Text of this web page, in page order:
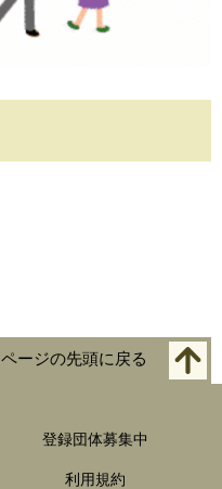
ページの先頭に戻る
登録団体募集中
利用規約